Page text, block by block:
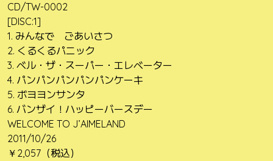
CD/TW-0002
[DISC:1]
1. みんなで ごあいさつ
2. くるくるパニック
3. ベル・ザ・スーパー・エレベーター
4. パンパンパンパンパンケーキ
5. ボヨヨンサンタ
6. バンザイ！ハッピーバースデー
WELCOME TO J’AIMELAND
2011/10/26
￥2,057（税込）